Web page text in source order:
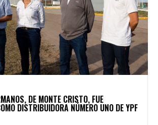
DE MONTE CRISTO, FUE
DISTRIBUIDORA NÚMERO UNO DE YPF